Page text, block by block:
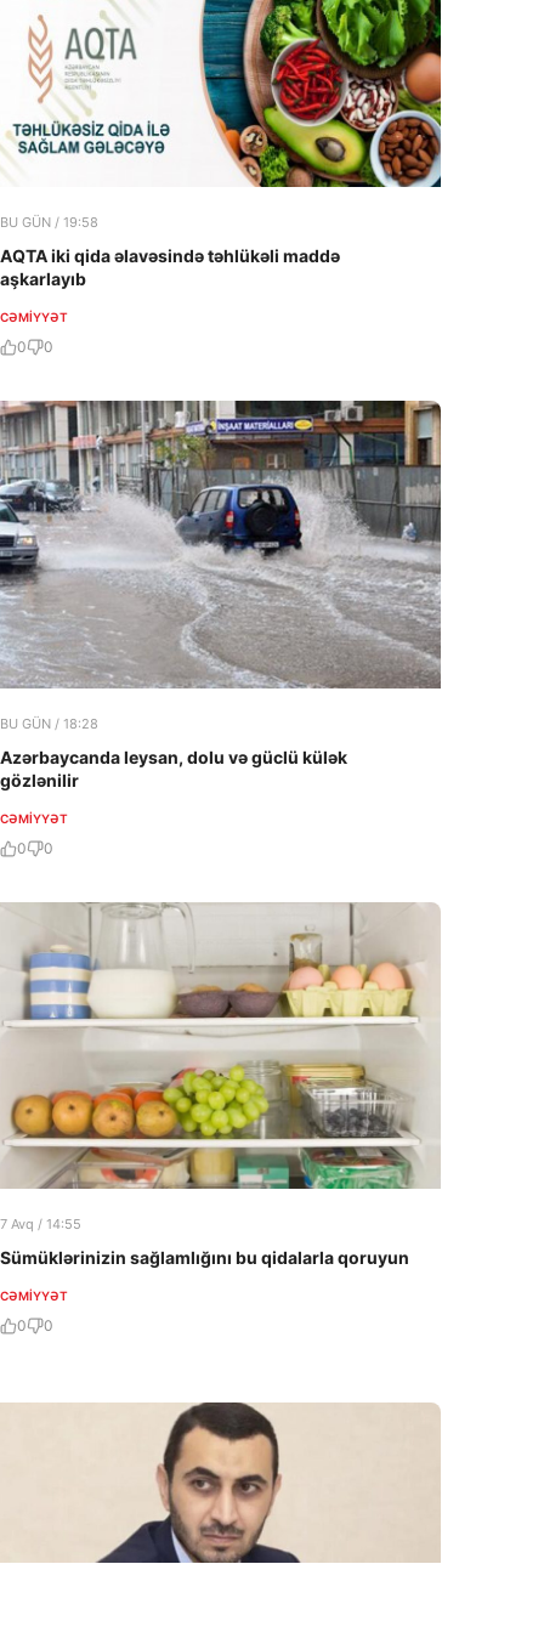
BU GÜN / 19:58
AQTA iki qida əlavəsində təhlükəli maddə
aşkarlayıb
CƏMIYYƏT
0 0
BU GÜN / 18:28
Azərbaycanda leysan, dolu və güclü külək
gözlənilir
CƏMIYYƏT
0 0
7 Avq / 14:55
Sümüklərinizin sağlamlığını bu qidalarla qoruyun
CƏMIYYƏT
0 0